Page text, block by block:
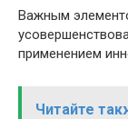
Важным
применением
Читайте